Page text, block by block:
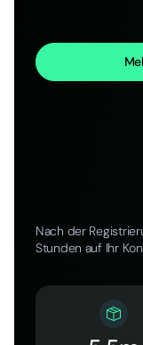
Nach der
Stunden auf Ihr